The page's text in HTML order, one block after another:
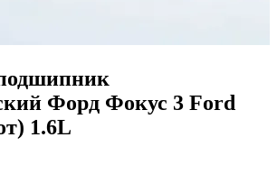
Форд Фокус 3 Ford
1.6L